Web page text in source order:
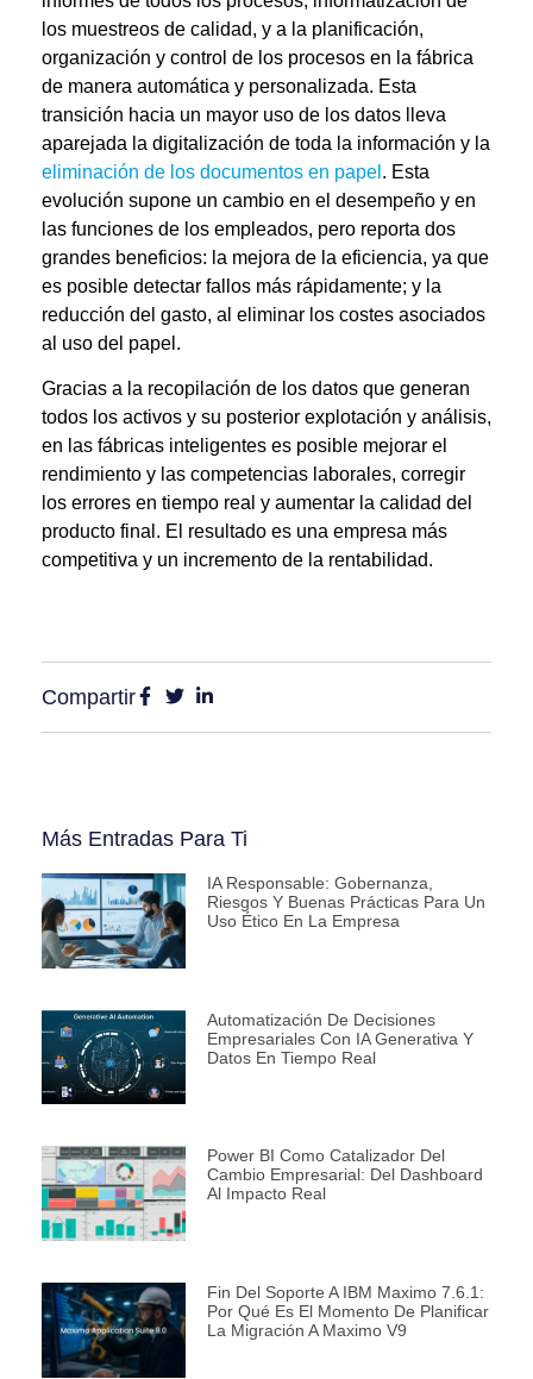
los muestreos de calidad, y a la planificación,
organización y control de los procesos en la fábrica
de manera automática y personalizada. Esta
transición hacia un mayor uso de los datos lleva
aparejada la digitalización de toda la información y la
eliminación de los documentos en papel . Esta
evolución supone un cambio en el desempeño y en
las funciones de los empleados, pero reporta dos
grandes beneficios: la mejora de la eficiencia, ya que
es posible detectar fallos más rápidamente; y la
reducción del gasto, al eliminar los costes asociados
al uso del papel.
Gracias a la recopilación de los datos que generan
todos los activos y su posterior explotación y análisis,
en las fábricas inteligentes es posible mejorar el
rendimiento y las competencias laborales, corregir
los errores en tiempo real y aumentar la calidad del
producto final . El resultado es una empresa más
competitiva y un incremento de la rentabilidad.
Compartir
Más Entradas Para Ti
IA Responsable: Gobernanza,
Riesgos Y Buenas Prácticas Para Un
Uso Ético En La Empresa
Automatización De Decisiones
Empresariales Con IA Generativa Y
Datos En Tiempo Real
Power BI Como Catalizador Del
Cambio Empresarial: Del Dashboard
Al Impacto Real
Fin Del Soporte A IBM Maximo 7.6.1:
Por Qué Es El Momento De Planificar
La Migración A Maximo V9